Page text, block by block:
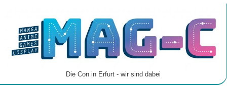
Die Con in Erfurt - wir sind dabei